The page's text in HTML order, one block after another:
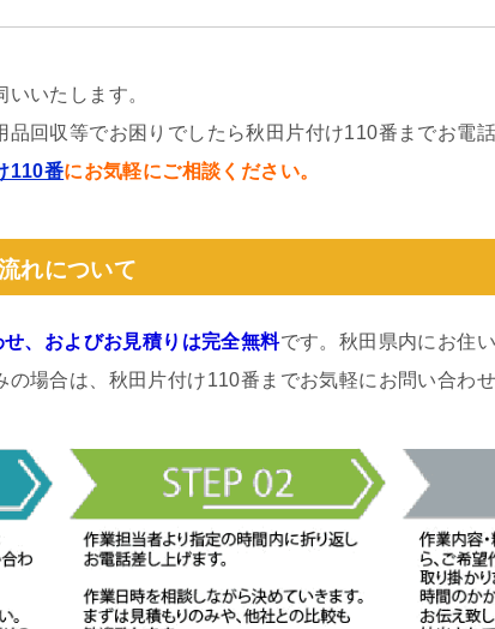
いたします。
品回収等でお困りでしたら秋田片付け110番までお電
110番にお気軽にご相談ください。
れについて
せ、およびお見積りは完全無料です。秋田県内にお住
の場合は、秋田片付け110番までお気軽にお問い合わ